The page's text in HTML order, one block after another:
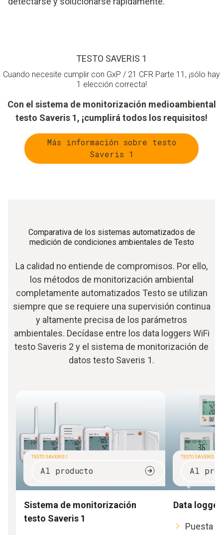
TESTO SAVERIS 1
Cuando necesite cumplir con GxP / 21 CFR Parte 11, ¡sólo hay
1 elección correcta!
Con el sistema de monitorización medioambiental
testo Saveris 1, ¡cumplirá todos los requisitos!
Más información sobre testo
Saveris 1
Comparativa de los sistemas automatizados de
medición de condiciones ambientales de Testo
La calidad no entiende de compromisos. Por ello,
los métodos de monitorización ambiental
completamente automatizados Testo se utilizan
siempre que se requiere una supervisión continua
y altamente precisa de los parámetros
ambientales. Decídase entre los data loggers WiFi
testo Saveris 2 y el sistema de monitorización de
datos testo Saveris 1.
TESTO SAVERIS 1
Al producto
Sistema de monitorización
testo Saveris 1
TESTO SAVERIS 2
Al
Data
Puesta